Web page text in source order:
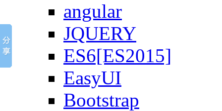
angular
JQUERY
ES6[ES2015]
EasyUI
Bootstrap